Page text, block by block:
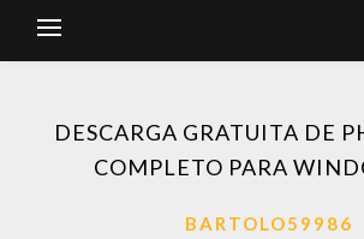
DESCARGA GRATUITA DE
COMPLETO PARA
BARTOLO59986